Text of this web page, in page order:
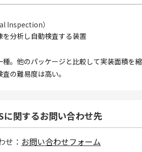
Inspection）
分析し自動検査する装置
。他のパッケージと比較して実装面積を
の難易度は高い。
関するお問い合わせ先
せ： お問い合わせフォーム